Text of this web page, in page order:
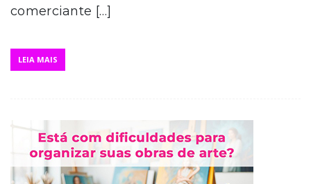
comerciante […]
LEIA MAIS